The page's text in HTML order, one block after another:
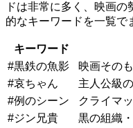
ドは非常に多く、映画
的なキーワードを一覧で
キーワード
#黒鉄の魚影
映画その
#哀ちゃん
主人公級
#例のシーン
クライマ
#ジン兄貴
黒の組織